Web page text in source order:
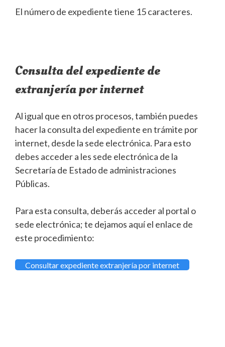
El número de expediente tiene 15 caracteres.
Consulta del expediente de
extranjería por internet
Al igual que en otros procesos, también puedes
hacer la consulta del expediente en trámite por
internet, desde la sede electrónica. Para esto
debes acceder a les sede electrónica de la
Secretaría de Estado de administraciones
Públicas.
Para esta consulta, deberás acceder al portal o
sede electrónica; te dejamos aquí el enlace de
este procedimiento:
Consultar expediente extranjería por internet